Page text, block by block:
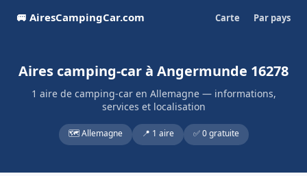
🚐 AiresCampingCar.com Carte Par pays
Aires camping-car à Angermunde 16278
1 aire de camping-car en Allemagne — informations,
services et localisation
🗺️ Allemagne 📍 1 aire ✅ 0 gratuite